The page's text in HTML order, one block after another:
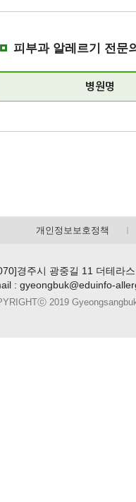
피부과 알레르기 전문
병원명
개인정보보호정책
경주시 광중길 11 더테라
: gyeongbuk@eduinfo-
2019